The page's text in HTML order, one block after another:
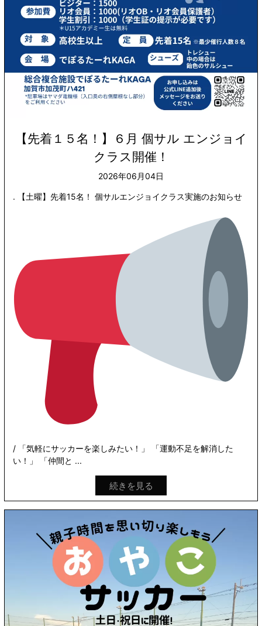
【先着１５名！】６月 個サル エンジョイ
クラス開催！
2026年06月04日
. 【土曜】先着15名！ 個サルエンジョイクラス実施のお知らせ
/ 「気軽にサッカーを楽しみたい！」 「運動不足を解消した
い！」 「仲間と ...
続きを見る